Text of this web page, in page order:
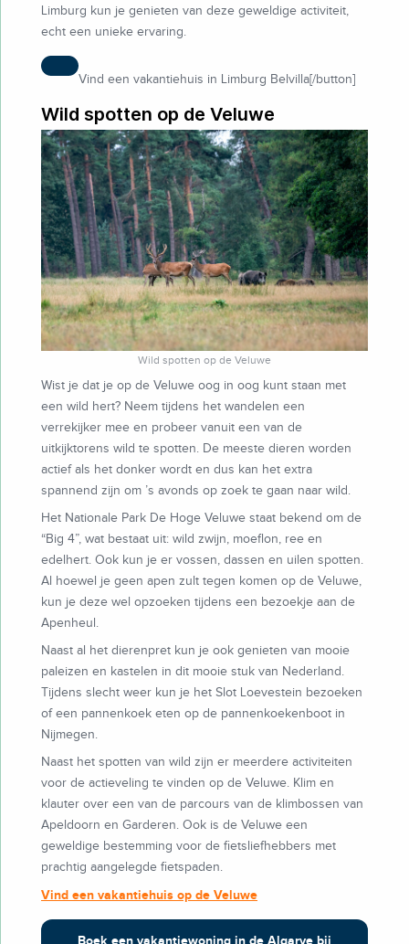
Limburg kun je genieten van deze geweldige activiteit,
echt een unieke ervaring.
Vind een vakantiehuis in Limburg Belvilla[/button]
Wild spotten op de Veluwe
Wild spotten op de Veluwe
Wist je dat je op de Veluwe oog in oog kunt staan met
een wild hert? Neem tijdens het wandelen een
verrekijker mee en probeer vanuit een van de
uitkijktorens wild te spotten. De meeste dieren worden
actief als het donker wordt en dus kan het extra
spannend zijn om ’s avonds op zoek te gaan naar wild.
Het Nationale Park De Hoge Veluwe staat bekend om de
“Big 4”, wat bestaat uit: wild zwijn, moeflon, ree en
edelhert. Ook kun je er vossen, dassen en uilen spotten.
Al hoewel je geen apen zult tegen komen op de Veluwe,
kun je deze wel opzoeken tijdens een bezoekje aan de
Apenheul.
Naast al het dierenpret kun je ook genieten van mooie
paleizen en kastelen in dit mooie stuk van Nederland.
Tijdens slecht weer kun je het Slot Loevestein bezoeken
of een pannenkoek eten op de pannenkoekenboot in
Nijmegen.
Naast het spotten van wild zijn er meerdere activiteiten
voor de actieveling te vinden op de Veluwe. Klim en
klauter over een van de parcours van de klimbossen van
Apeldoorn en Garderen. Ook is de Veluwe een
geweldige bestemming voor de fietsliefhebbers met
prachtig aangelegde fietspaden.
Vind een vakantiehuis op de Veluwe
Boek een vakantiewoning in de Algarve bij